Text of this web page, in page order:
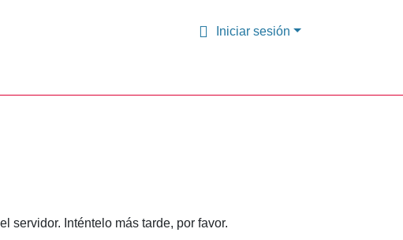
Iniciar sesión
servidor. Inténtelo más tarde, por favor.